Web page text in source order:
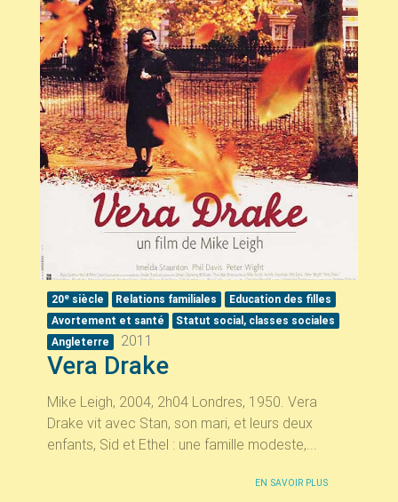
20esiècle Relations familiales
Education des filles
Avortement et santé
Statut social, classes sociales
Angleterre
2011
Vera Drake
Mike Leigh, 2004, 2h04 Londres, 1950. Vera
Drake vit avec Stan, son mari, et leurs deux
enfants, Sid et Ethel : une famille modeste,...
EN SAVOIR PLUS